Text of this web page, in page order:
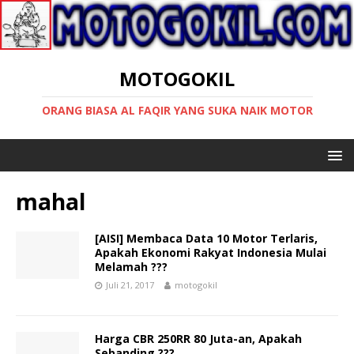
MOTOGOKIL
ORANG BIASA AL FAQIR YANG SUKA NAIK MOTOR
mahal
[AISI] Membaca Data 10 Motor Terlaris,
Apakah Ekonomi Rakyat Indonesia Mulai
Melamah ???
Juli 21, 2017 motogokil
Harga CBR 250RR 80 Juta-an, Apakah